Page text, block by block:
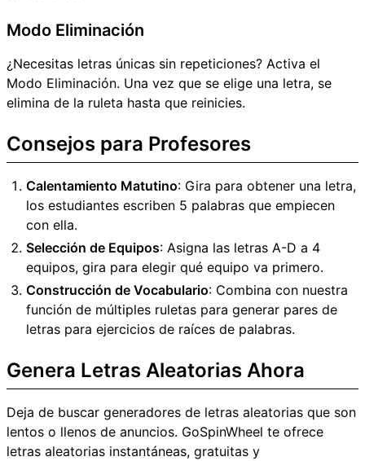
Modo Eliminación
¿Necesitas letras únicas sin repeticiones? Activa el
Modo Eliminación. Una vez que se elige una letra, se
elimina de la ruleta hasta que reinicies.
Consejos para Profesores
Calentamiento Matutino: Gira para obtener una letra,
los estudiantes escriben 5 palabras que empiecen
con ella.
Selección de Equipos: Asigna las letras A-D a 4
equipos, gira para elegir qué equipo va primero.
Construcción de Vocabulario: Combina con nuestra
función de múltiples ruletas para generar pares de
letras para ejercicios de raíces de palabras.
Genera Letras Aleatorias Ahora
Deja de buscar generadores de letras aleatorias que son
lentos o llenos de anuncios. GoSpinWheel te ofrece
letras aleatorias instantáneas, gratuitas y